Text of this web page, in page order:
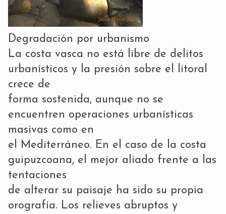
Degradación por urbanismo
La costa vasca no está libre de delitos
urbanísticos y la presión sobre el litoral
crece de
forma sostenida, aunque no se
encuentren operaciones urbanísticas
masivas como en
el Mediterráneo. En el caso de la costa
guipuzcoana, el mejor aliado frente a las
tentaciones
de alterar su paisaje ha sido su propia
orografía. Los relieves abruptos y